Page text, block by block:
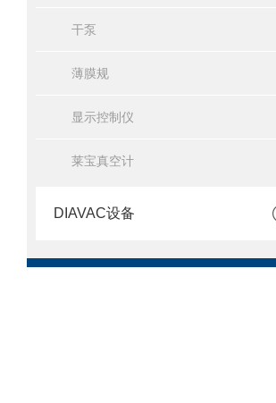
干泵
薄膜规
显示控制仪
莱宝真空计
DIAVAC设备